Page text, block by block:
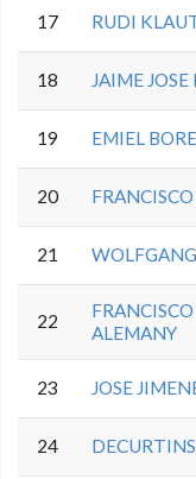
17 RUDI
18 JAIME JOSE
19 EMIEL
20
21
22
ALEMANY
23 JOSE
24